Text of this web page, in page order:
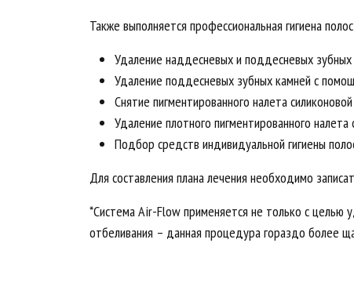
Также выполняется профессиональная гигиена
Удаление наддесневых и поддесневых
Удаление поддесневых зубных камней с
Снятие пигментированного налета
Удаление плотного пигментированного
Подбор средств индивидуальной гигиены
Для составления плана лечения необходимо
*Система Air-Flow применяется не только с целью
отбеливания – данная процедура гораздо более